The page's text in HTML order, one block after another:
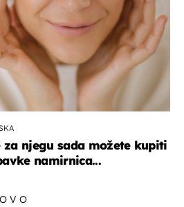
njegu sada možete kupiti
namirnica...